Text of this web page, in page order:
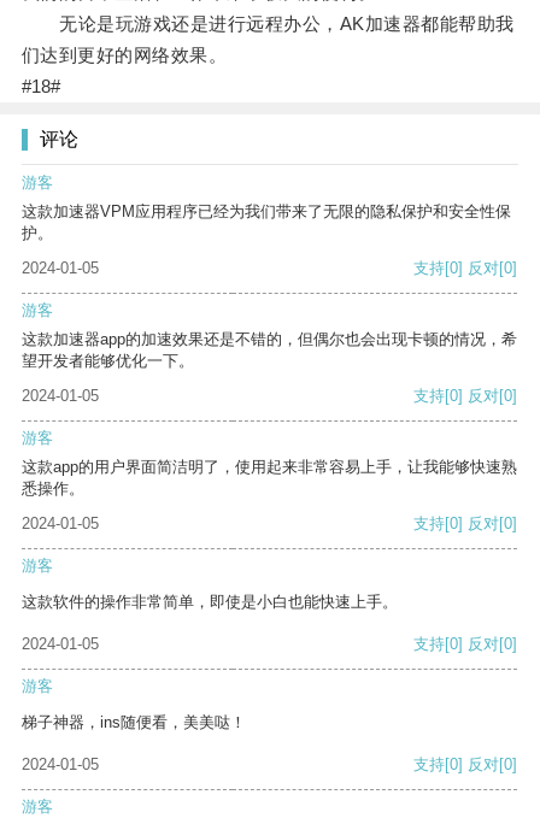
无论是玩游戏还是进行远程办公，AK加速器都能帮助我
们达到更好的网络效果。
#18#
评论
游客
这款加速器VPM应用程序已经为我们带来了无限的隐私保护和安全性保
护。
2024-01-05
支持[0] 反对[0]
游客
这款加速器app的加速效果还是不错的，但偶尔也会出现卡顿的情况，希
望开发者能够优化一下。
2024-01-05
支持[0] 反对[0]
游客
这款app的用户界面简洁明了，使用起来非常容易上手，让我能够快速熟
悉操作。
2024-01-05
支持[0] 反对[0]
游客
这款软件的操作非常简单，即使是小白也能快速上手。
2024-01-05 支持[0] 反对[0]
游客
梯子神器，ins随便看，美美哒！
2024-01-05 支持[0] 反对[0]
游客